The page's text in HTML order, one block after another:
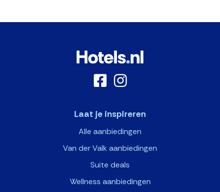
Laat je inspireren
Alle aanbiedingen
Van der Valk aanbiedingen
Suite deals
Wellness aanbiedingen